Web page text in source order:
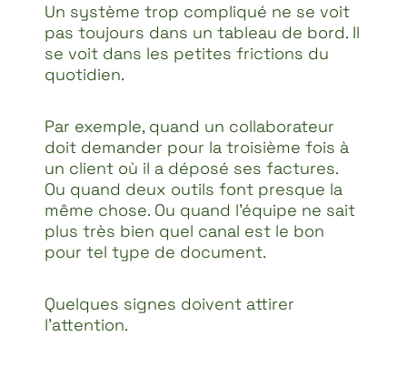
Un système trop compliqué ne se voit
pas toujours dans un tableau de bord. Il
se voit dans les petites frictions du
quotidien.
Par exemple, quand un collaborateur
doit demander pour la troisième fois à
un client où il a déposé ses factures.
Ou quand deux outils font presque la
même chose. Ou quand l’équipe ne sait
plus très bien quel canal est le bon
pour tel type de document.
Quelques signes doivent attirer
l’attention.